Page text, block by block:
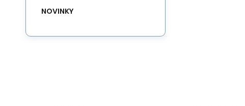
NOVINKY